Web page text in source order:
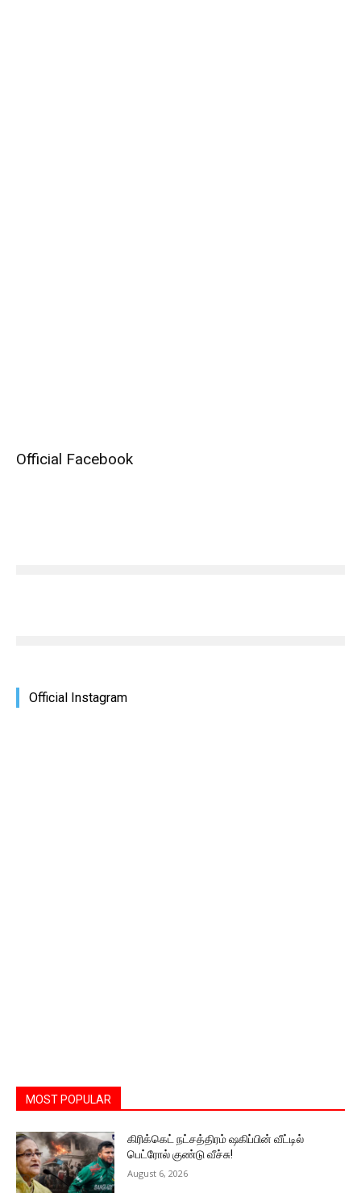
Official Facebook
Official Instagram
MOST POPULAR
கிரிக்கெட் நட்சத்திரம் ஷகிப்பின் வீட்டில்
பெட்ரோல் குண்டு வீச்சு!
August 6, 2026